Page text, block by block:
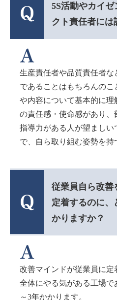
5S活動やカイ
クト責任者には
生産責任者や品質責任者な
であることはもちろんの
や内容について基本的に
の責任感・使命感があり、
指導力がある人が望ましい
で、自ら取り組む姿勢を持
従業員自ら改善
定着するのに、
かりますか？
改善マインドが従業員に定
全体にやる気がある工場で
～3年かかります。